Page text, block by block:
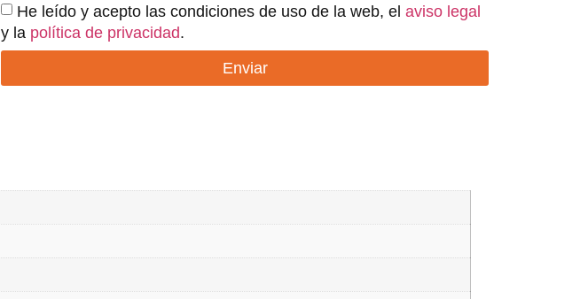
He leído y acepto las condiciones de uso de la web, el aviso legal
y la política de privacidad.
Enviar